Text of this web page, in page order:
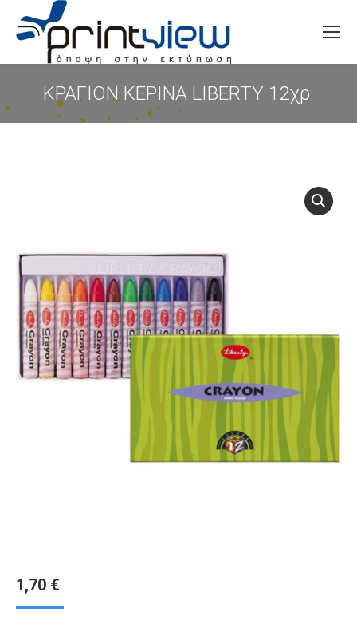
Search:
ΚΡΑΓΙΟΝ ΚΕΡΙΝΑ LIBERTY 12χρ.
You are here:
1,70 €